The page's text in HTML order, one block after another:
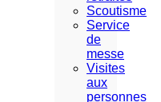
Scoutisme
Service
de
messe
Visites
aux
personnes